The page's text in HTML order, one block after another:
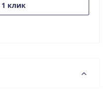
клик